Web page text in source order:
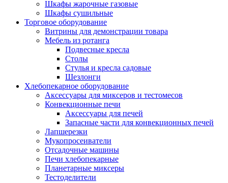
Шкафы жарочные газовые
Шкафы сушильные
Торговое оборудование
Витрины для демонстрации товара
Мебель из ротанга
Подвесные кресла
Столы
Стулья и кресла садовые
Шезлонги
Хлебопекарное оборудование
Аксессуары для миксеров и тестомесов
Конвекционные печи
Аксессуары для печей
Запасные части для конвекционных печей
Лапшерезки
Мукопросеиватели
Отсадочные машины
Печи хлебопекарные
Планетарные миксеры
Тестоделители